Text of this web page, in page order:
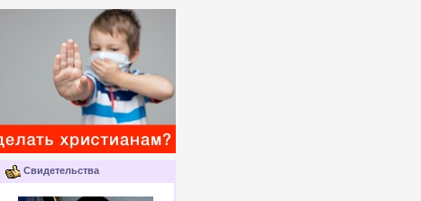
Свидетельства